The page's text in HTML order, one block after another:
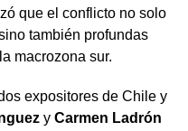
que el conflicto no solo
también profundas
macrozona sur.
expositores de Chile y
y Carmen Ladrón